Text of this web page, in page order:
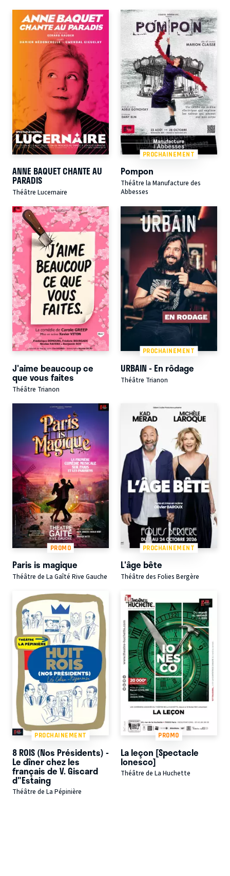
ANNE BAQUET CHANTE AU
PARADIS
Théâtre Lucernaire
PROCHAINEMENT
Pompon
Théâtre la Manufacture des
Abbesses
J'aime beaucoup ce
que vous faites
Théâtre Trianon
PROCHAINEMENT
URBAIN - En rôdage
Théâtre Trianon
PROMO
Paris is magique
Théâtre de La Gaîté Rive Gauche
PROCHAINEMENT
L'âge bête
Théâtre des Folies Bergère
PROCHAINEMENT
8 ROIS (Nos Présidents) -
Le dîner chez les
français de V. Giscard
d"Estaing
Théâtre de La Pépinière
PROMO
La leçon [Spectacle
Ionesco]
Théâtre de La Huchette